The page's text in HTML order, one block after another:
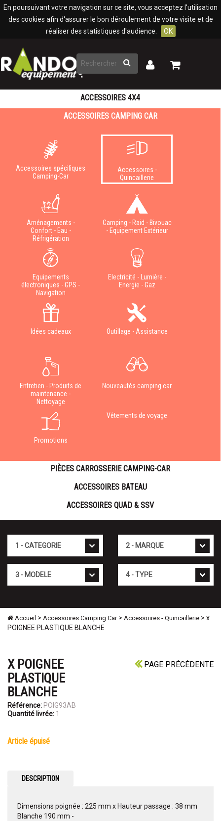
En poursuivant votre navigation sur ce site, vous acceptez l'utilisation
des cookies afin d'assurer le bon déroulement de votre visite et de
réaliser des statistiques d'audience.
OK
Rechercher
Mon
Mon
ACCESSOIRES 4X4
ACCESSOIRES CAMPING CAR
Accessoires spécifiques
Camping-Car
Accessoires -
Quincaillerie
Aménagements -
Confort - Eau -
Réfrigération
Camping - Raid - Bivouac
- Equipement Extérieur
Equipements
électroniques - GPS -
Navigation
Electricité - Lumière -
Energie - Gaz
Idées cadeaux Outillage - Assistance
Entretien - Produits de
maintenance -
Nettoyage
Nouveautés camping car
Promotions
Vêtements de voyage
PIÈCES CARROSSERIE CAMPING-CAR
ACCESSOIRES BATEAU
ACCESSOIRES QUAD & SSV
Accueil > Accessoires Camping Car> Accessoires - Quincaillerie > x
POIGNEE PLASTIQUE BLANCHE
PAGE PRÉCÉDENTE
X POIGNEE
PLASTIQUE
BLANCHE
Référence: POIG93AB
Quantité livrée: 1
article épuisé
DESCRIPTION
Dimensions poignée : 225 mm x Hauteur passage : 38 mm
Blanche 190 mm -
Panneau de gestion des cookies